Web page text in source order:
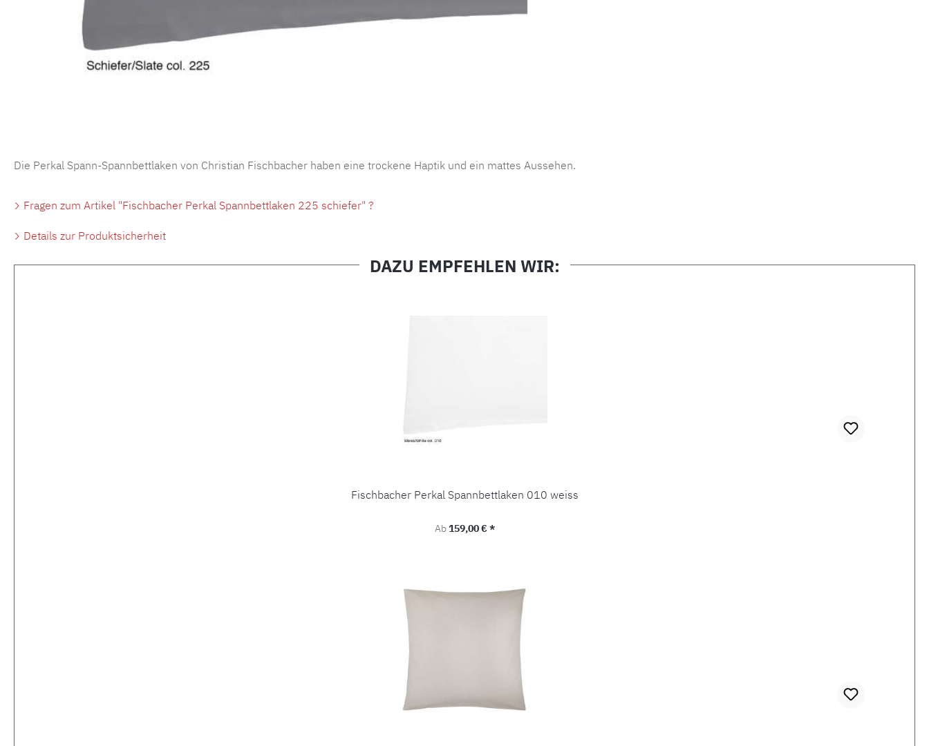
Die Perkal Spann-Spannbettlaken von Christian Fischbacher haben eine trockene Haptik und ein mattes Aussehen.
Fragen zum Artikel "Fischbacher Perkal Spannbettlaken 225 schiefer" ?
Details zur Produktsicherheit
DAZU EMPFEHLEN WIR:
Fischbacher Perkal Spannbettlaken 010 weiss
Regulärer Preis:
Ab159,00 € *